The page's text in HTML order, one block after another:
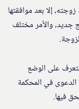
إلا بعد موافقتها
جديد، والأمر مختلف
على الوضع
في المحكمة
فيها.